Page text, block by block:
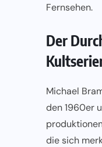
Fernsehen.
Der
Michael
den 1960er
die sich